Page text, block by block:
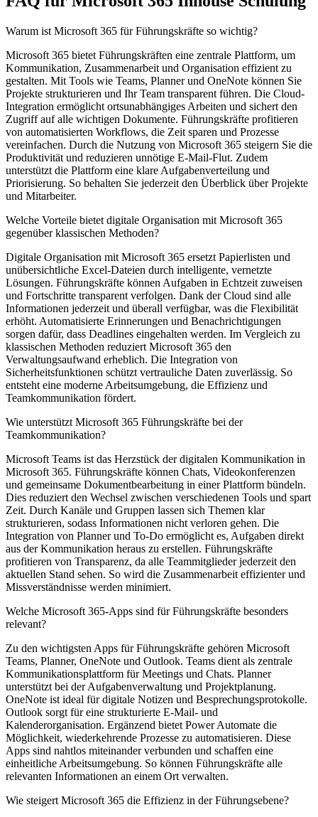
Warum ist Microsoft 365 für Führungskräfte so wichtig?
Microsoft 365 bietet Führungskräften eine zentrale Plattform, um
Kommunikation, Zusammenarbeit und Organisation effizient zu
gestalten. Mit Tools wie Teams, Planner und OneNote können Sie
Projekte strukturieren und Ihr Team transparent führen. Die Cloud-
Integration ermöglicht ortsunabhängiges Arbeiten und sichert den
Zugriff auf alle wichtigen Dokumente. Führungskräfte profitieren
von automatisierten Workflows, die Zeit sparen und Prozesse
vereinfachen. Durch die Nutzung von Microsoft 365 steigern Sie die
Produktivität und reduzieren unnötige E-Mail-Flut. Zudem
unterstützt die Plattform eine klare Aufgabenverteilung und
Priorisierung. So behalten Sie jederzeit den Überblick über Projekte
und Mitarbeiter.
Welche Vorteile bietet digitale Organisation mit Microsoft 365
gegenüber klassischen Methoden?
Digitale Organisation mit Microsoft 365 ersetzt Papierlisten und
unübersichtliche Excel-Dateien durch intelligente, vernetzte
Lösungen. Führungskräfte können Aufgaben in Echtzeit zuweisen
und Fortschritte transparent verfolgen. Dank der Cloud sind alle
Informationen jederzeit und überall verfügbar, was die Flexibilität
erhöht. Automatisierte Erinnerungen und Benachrichtigungen
sorgen dafür, dass Deadlines eingehalten werden. Im Vergleich zu
klassischen Methoden reduziert Microsoft 365 den
Verwaltungsaufwand erheblich. Die Integration von
Sicherheitsfunktionen schützt vertrauliche Daten zuverlässig. So
entsteht eine moderne Arbeitsumgebung, die Effizienz und
Teamkommunikation fördert.
Wie unterstützt Microsoft 365 Führungskräfte bei der
Teamkommunikation?
Microsoft Teams ist das Herzstück der digitalen Kommunikation in
Microsoft 365. Führungskräfte können Chats, Videokonferenzen
und gemeinsame Dokumentbearbeitung in einer Plattform bündeln.
Dies reduziert den Wechsel zwischen verschiedenen Tools und spart
Zeit. Durch Kanäle und Gruppen lassen sich Themen klar
strukturieren, sodass Informationen nicht verloren gehen. Die
Integration von Planner und To-Do ermöglicht es, Aufgaben direkt
aus der Kommunikation heraus zu erstellen. Führungskräfte
profitieren von Transparenz, da alle Teammitglieder jederzeit den
aktuellen Stand sehen. So wird die Zusammenarbeit effizienter und
Missverständnisse werden minimiert.
Welche Microsoft 365-Apps sind für Führungskräfte besonders
relevant?
Zu den wichtigsten Apps für Führungskräfte gehören Microsoft
Teams, Planner, OneNote und Outlook. Teams dient als zentrale
Kommunikationsplattform für Meetings und Chats. Planner
unterstützt bei der Aufgabenverwaltung und Projektplanung.
OneNote ist ideal für digitale Notizen und Besprechungsprotokolle.
Outlook sorgt für eine strukturierte E-Mail- und
Kalenderorganisation. Ergänzend bietet Power Automate die
Möglichkeit, wiederkehrende Prozesse zu automatisieren. Diese
Apps sind nahtlos miteinander verbunden und schaffen eine
einheitliche Arbeitsumgebung. So können Führungskräfte alle
relevanten Informationen an einem Ort verwalten.
Wie steigert Microsoft 365 die Effizienz in der Führungsebene?